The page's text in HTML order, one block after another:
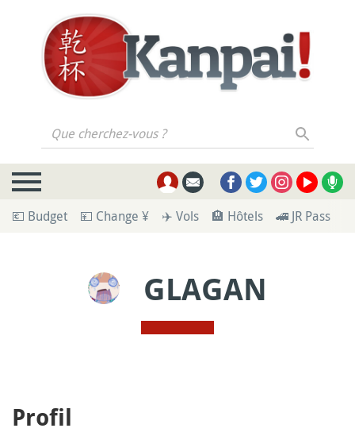
Que cherchez-vous ?
💶 Budget 💴 Change ¥ ✈️ Vols 🏨 Hôtels 🚄 JR Pass
GLAGAN
Profil